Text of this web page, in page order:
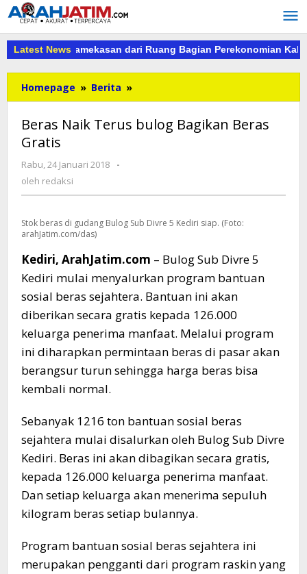
Lewati
ke
konten
Latest News
Pamekasan dari Ruang Bagian Perekonomian
Homepage » Berita »
Naik
bulog
Beras Naik Terus bulog Bagikan Beras
Gratis
Rabu, 24 Januari 2018
oleh
-
oleh redaksi
Stok beras di gudang Bulog Sub Divre 5 Kediri siap. (Foto:
arahJatim.com/das)
Kediri, ArahJatim.com – Bulog Sub Divre 5
Kediri mulai menyalurkan program bantuan
sosial beras sejahtera. Bantuan ini akan
diberikan secara gratis kepada 126.000
keluarga penerima manfaat. Melalui program
ini diharapkan permintaan beras di pasar akan
berangsur turun sehingga harga beras bisa
kembali normal.
Sebanyak 1216 ton bantuan sosial beras
sejahtera mulai disalurkan oleh Bulog Sub Divre
Kediri. Beras ini akan dibagikan secara gratis,
kepada 126.000 keluarga penerima manfaat.
Dan setiap keluarga akan menerima sepuluh
kilogram beras setiap bulannya.
Program bantuan sosial beras sejahtera ini
merupakan pengganti dari program raskin yang